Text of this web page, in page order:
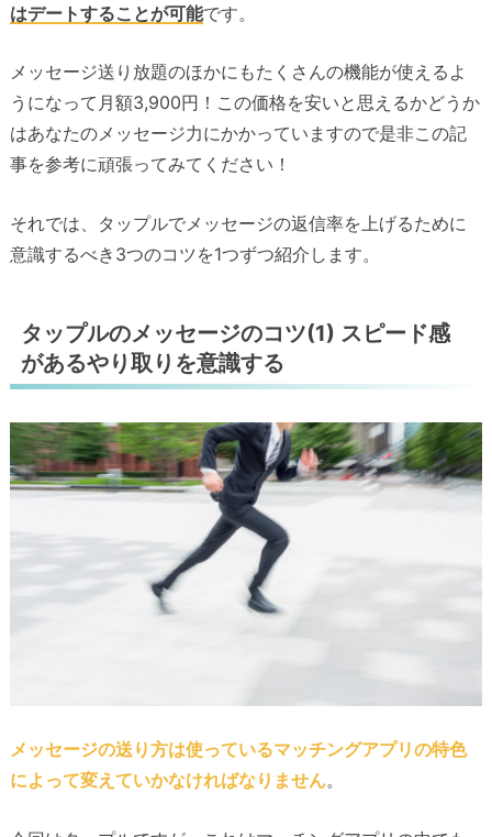
はデートすることが可能です。
メッセージ送り放題のほかにもたくさんの機能が使えるよ
うになって月額3,900円！この価格を安いと思えるかどうか
はあなたのメッセージ力にかかっていますので是非この記
事を参考に頑張ってみてください！
それでは、タップルでメッセージの返信率を上げるために
意識するべき3つのコツを1つずつ紹介します。
タップルのメッセージのコツ(1) スピード感
があるやり取りを意識する
メッセージの送り方は使っているマッチングアプリの特色
によって変えていかなければなりません。